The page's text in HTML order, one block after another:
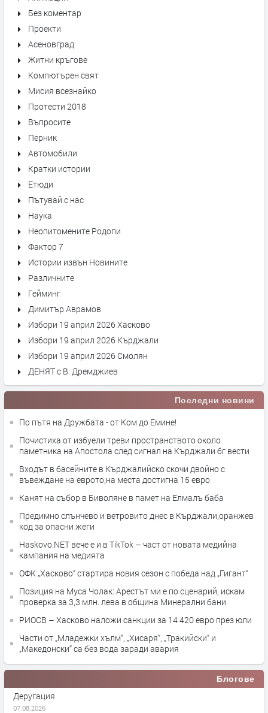
Без коментар
Проекти
Асеновград
Житни кръгове
Компютърен свят
Мисия всезнайко
Протести 2018
Въпросите
Перник
Автомобили
Кратки истории
Етюди
Пътувай с нас
Наука
Неопитомените Родопи
Фактор 7
Истории извън Новините
Различните
Гейминг
Димитър Аврамов
Избори 19 април 2026 Хасково
Избори 19 април 2026 Кърджали
Избори 19 април 2026 Смолян
ДЕНЯТ с В. Дремджиев
Последни новини
По пътя на Дружбата - от Ком до Емине!
Почистиха от избуели треви пространството около
паметника на Апостола след сигнал на Кърджали бг вести
Входът в басейните в Кърджалийско скочи двойно с
въвеждане на еврото,на места достигна 15 евро
Канят на събор в Биволяне в памет на Елмалъ баба
Предимно слънчево и ветровито днес в Кърджали,оранжев
код за опасни жеги
Haskovo.NET вече е и в TikTok – част от новата медийна
кампания на медията
ОФК „Хасково“ стартира новия сезон с победа над „Гигант“
Позиция на Муса Чолак: Арестът ми е по сценарий, искам
проверка за 3,3 млн. лева в община Минерални бани
РИОСВ – Хасково наложи санкции за 14 420 евро през юли
Части от „Младежки хълм“, „Хисаря“, „Тракийски“ и
„Македонски“ са без вода заради авария
Блогове
Деругация
07.08.2026